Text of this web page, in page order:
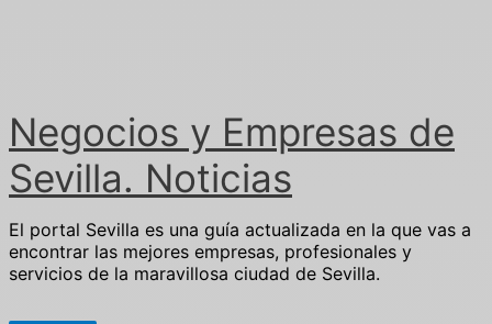
Negocios y Empresas de
Sevilla. Noticias
El portal Sevilla es una guía actualizada en la que vas a
encontrar las mejores empresas, profesionales y
servicios de la maravillosa ciudad de Sevilla.